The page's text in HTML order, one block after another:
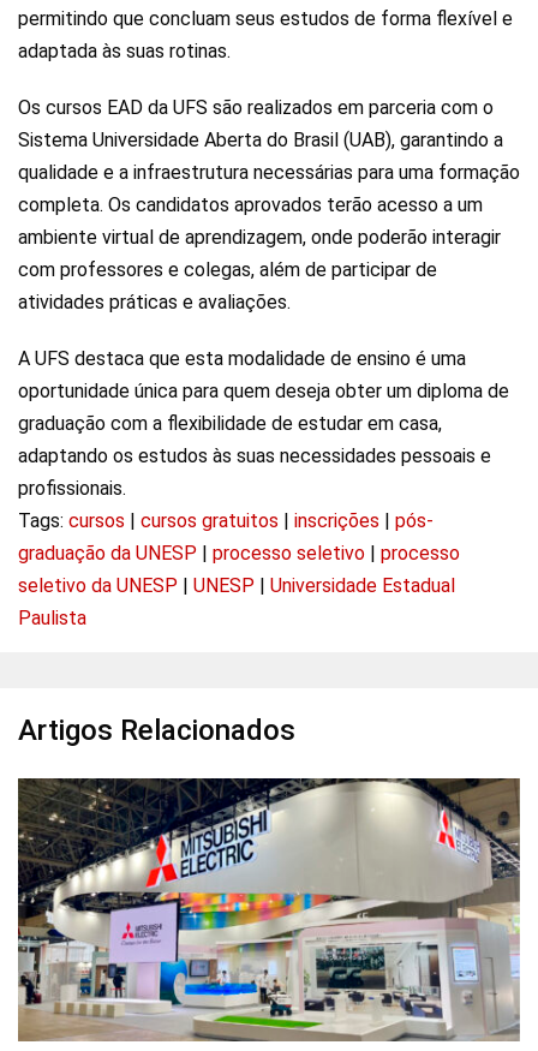
permitindo que concluam seus estudos de forma flexível e
adaptada às suas rotinas.
Os cursos EAD da UFS são realizados em parceria com o
Sistema Universidade Aberta do Brasil (UAB), garantindo a
qualidade e a infraestrutura necessárias para uma formação
completa. Os candidatos aprovados terão acesso a um
ambiente virtual de aprendizagem, onde poderão interagir
com professores e colegas, além de participar de
atividades práticas e avaliações.
A UFS destaca que esta modalidade de ensino é uma
oportunidade única para quem deseja obter um diploma de
graduação com a flexibilidade de estudar em casa,
adaptando os estudos às suas necessidades pessoais e
profissionais.
Tags: cursos cursos gratuitos inscrições
pós-
graduação da UNESP
processo seletivo
processo
seletivo da UNESP
UNESP
Universidade Estadual
Paulista
Artigos Relacionados